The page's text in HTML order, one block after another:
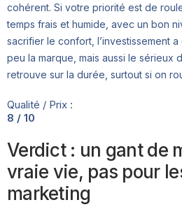
cohérent. Si votre priorité est de
temps frais et humide, avec un bon
sacrifier le confort, l’investissement
peu la marque, mais aussi le sérieux
retrouve sur la durée, surtout si on
Qualité / Prix :
8 / 10
Verdict : un gant de
vraie vie, pas pour
marketing